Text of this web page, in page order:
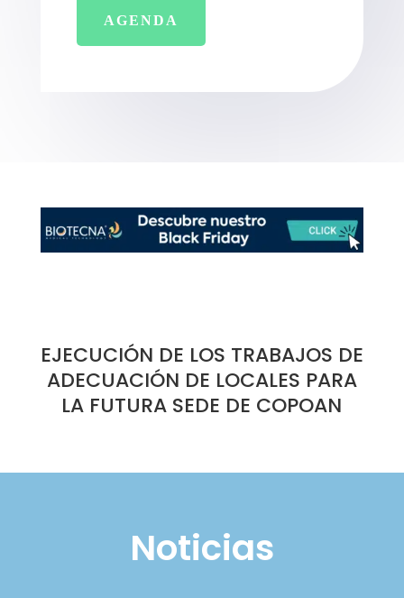
AGENDA
EJECUCIÓN DE LOS TRABAJOS DE
ADECUACIÓN DE LOCALES PARA
LA FUTURA SEDE DE COPOAN
Noticias